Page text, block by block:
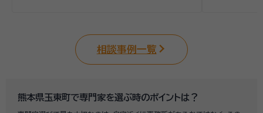
相談事例一覧
熊本県玉東町で専門家を選ぶ時のポイントは？